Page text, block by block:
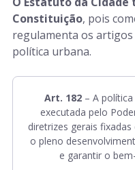
Constituição, pois
regulamenta os artigos
política urbana.
Art. 182– A política
executada pelo
diretrizes gerais
o pleno
e garantir o